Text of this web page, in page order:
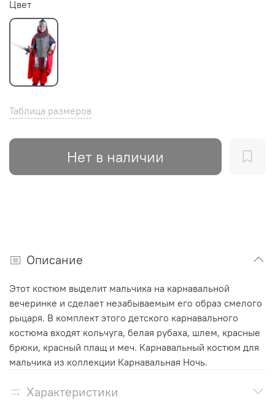
Таблица размеров
Нет в наличии
Цвет
Описание
Этот костюм выделит мальчика на карнавальной
вечеринке и сделает незабываемым его образ смелого
рыцаря. В комплект этого детского карнавального
костюма входят кольчуга, белая рубаха, шлем, красные
брюки, красный плащ и меч. Карнавальный костюм для
мальчика из коллекции Карнавальная Ночь.
Характеристики